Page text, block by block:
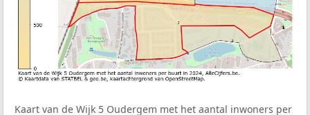
Kaart van de Wijk 5 Oudergem met het aantal inwoners per